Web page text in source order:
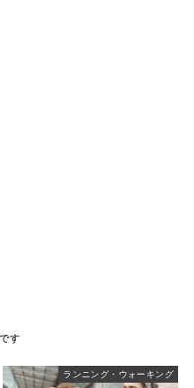
ランニング・ウォーキング